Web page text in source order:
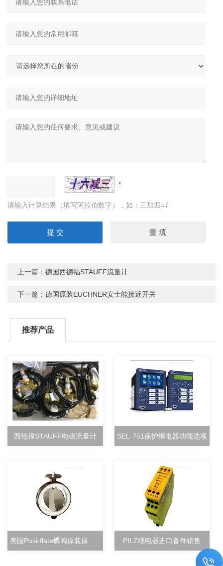
请输入计算结果（填写阿拉伯数字），如：三加四=7
上一篇：德国西德福STAUFF流量计
下一篇：德国原装EUCHNER安士能接近开关
推荐产品
西德福STAUFF电磁流量计 SEL-751保护继电器功能选项
PILZ继电器进口备件销售